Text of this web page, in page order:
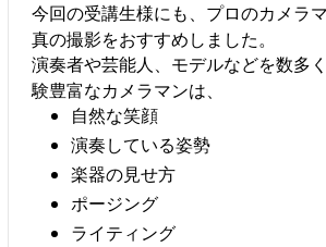
今回の受講生様にも、プロのカメラ
真の撮影をおすすめしました。
演奏者や芸能人、モデルなどを数多
験豊富なカメラマンは、
自然な笑顔
演奏している姿勢
楽器の見せ方
ポージング
ライティング